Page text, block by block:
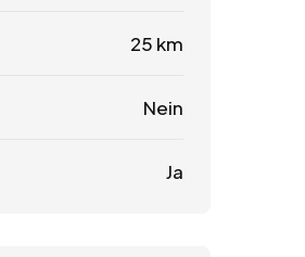
25 km
Nein
Ja